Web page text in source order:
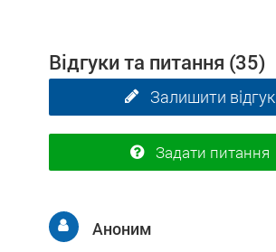
Відгуки та питання (35)
Залишити відгук
Задати питання
Аноним